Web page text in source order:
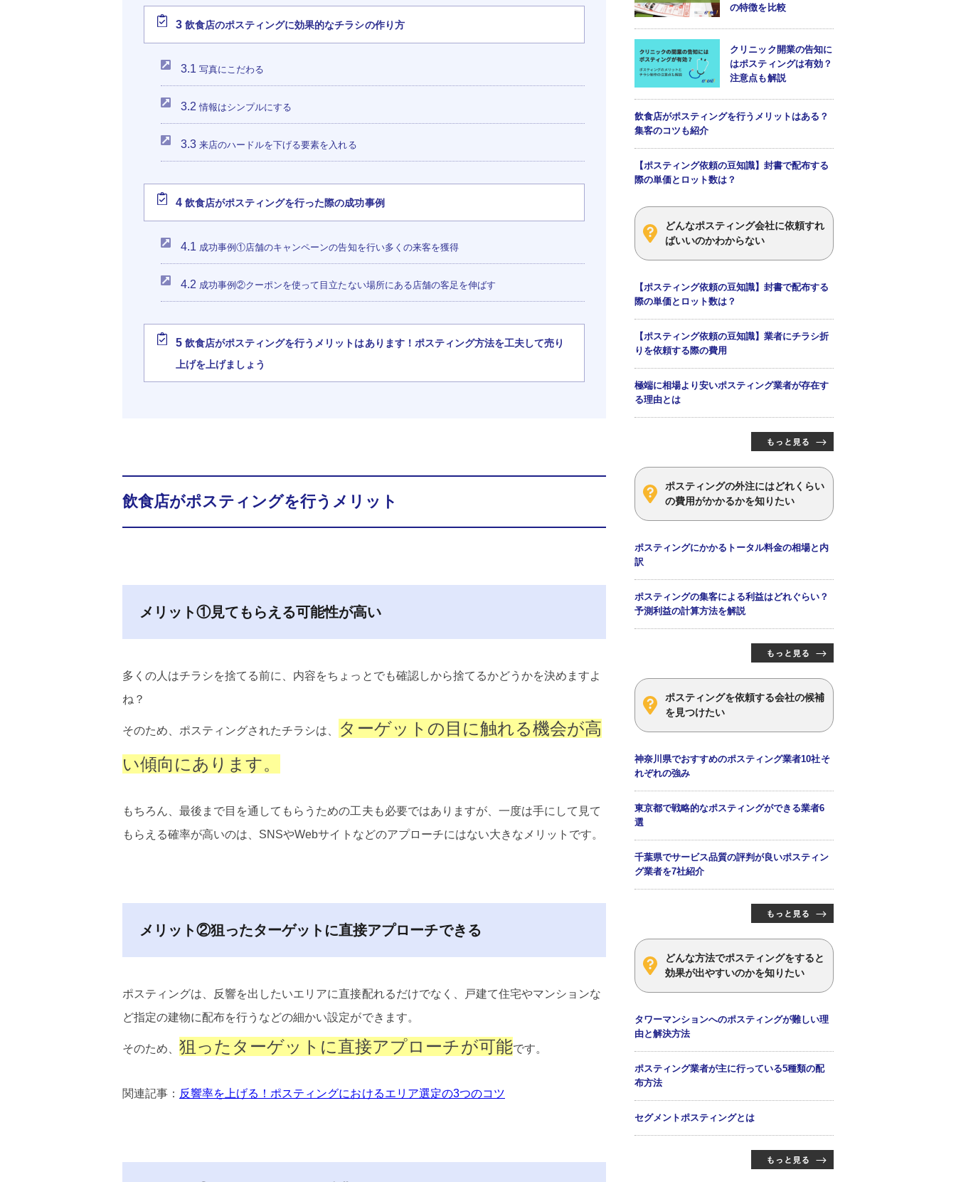
3 飲食店のポスティングに効果的なチラシの作り方
3.1 写真にこだわる
3.2 情報はシンプルにする
3.3 来店のハードルを下げる要素を入れる
4 飲食店がポスティングを行った際の成功事例
4.1 成功事例①店舗のキャンペーンの告知を行い多くの来客を獲得
4.2 成功事例②クーポンを使って目立たない場所にある店舗の客足を伸ばす
5 飲食店がポスティングを行うメリットはあります！ポスティング方法を工夫して売り
上げを上げましょう
飲食店がポスティングを行うメリット
メリット①見てもらえる可能性が高い
多くの人はチラシを捨てる前に、内容をちょっとでも確認しから捨てるかどうかを決めますよ
ね？
そのため、ポスティングされたチラシは、
ターゲットの目に触れる機会が高
い傾向にあります。
もちろん、最後まで目を通してもらうための工夫も必要ではありますが、一度は手にして見て
もらえる確率が高いのは、SNSやWebサイトなどのアプローチにはない大きなメリットです。
メリット②狙ったターゲットに直接アプローチできる
ポスティングは、反響を出したいエリアに直接配れるだけでなく、戸建て住宅やマンションな
ど指定の建物に配布を行うなどの細かい設定ができます。
そのため、狙ったターゲットに直接アプローチが可能です。
関連記事： 反響率を上げる！ポスティングにおけるエリア選定の3つのコツ
の特徴を比較
クリニック開業の告知に
はポスティングは有効？
注意点も解説
飲食店がポスティングを行うメリットはある？
集客のコツも紹介
【ポスティング依頼の豆知識】封書で配布する
際の単価とロット数は？
どんなポスティング会社に依頼すれ
ばいいのかわからない
【ポスティング依頼の豆知識】封書で配布する
際の単価とロット数は？
【ポスティング依頼の豆知識】業者にチラシ折
りを依頼する際の費用
極端に相場より安いポスティング業者が存在す
る理由とは
ポスティングの外注にはどれくらい
の費用がかかるかを知りたい
ポスティングにかかるトータル料金の相場と内
訳
ポスティングの集客による利益はどれぐらい？
予測利益の計算方法を解説
ポスティングを依頼する会社の候補
を見つけたい
神奈川県でおすすめのポスティング業者10社そ
れぞれの強み
東京都で戦略的なポスティングができる業者6
選
千葉県でサービス品質の評判が良いポスティン
グ業者を7社紹介
どんな方法でポスティングをすると
効果が出やすいのかを知りたい
タワーマンションへのポスティングが難しい理
由と解決方法
ポスティング業者が主に行っている5種類の配
布方法
セグメントポスティングとは